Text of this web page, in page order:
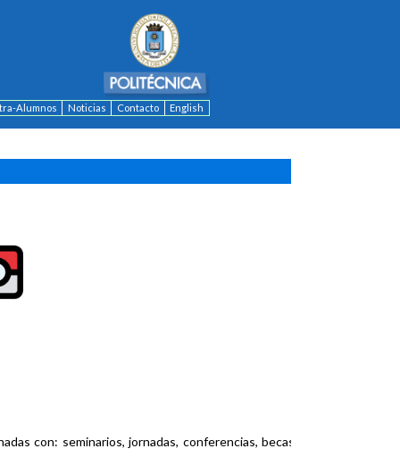
Alumnos Noticias Contacto English
con: seminarios, jornadas, conferencias, becas,